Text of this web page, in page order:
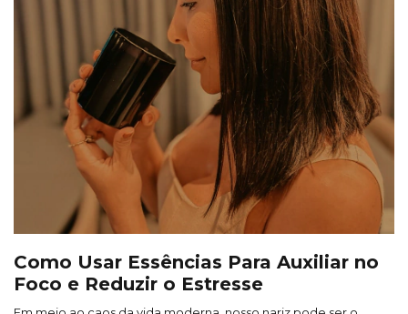
Como Usar Essências Para Auxiliar no
Foco e Reduzir o Estresse